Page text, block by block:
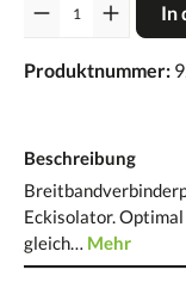
In
Produktnummer:
Beschreibung
Eckisolator.
gleich… Mehr